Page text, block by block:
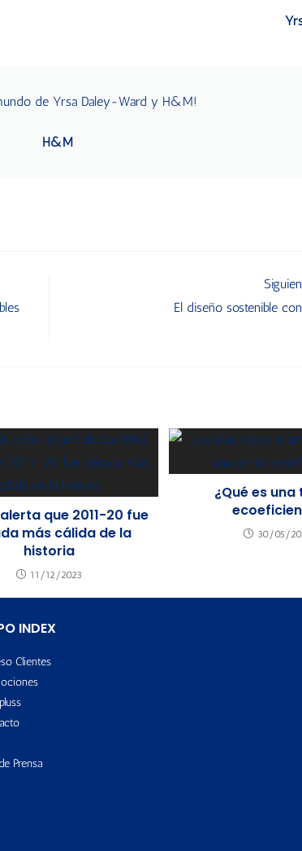
de Yrsa Daley-Ward y H&M!
H&M
El diseño sostenible
alerta que 2011-20 fue
más cálida de la
historia
11/12/2023
¿Qué es
30/05/
INDEX
Clientes
Prensa